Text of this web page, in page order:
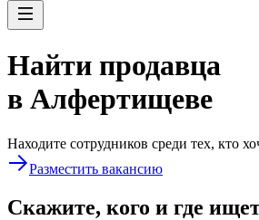
Найти продавца
в Алфертищеве
Находите сотрудников среди тех, кто
Разместить вакансию
Скажите, кого и где